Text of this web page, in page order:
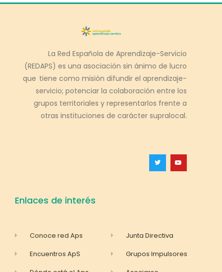
La Red Española de Aprendizaje-Servicio
(REDAPS) es una asociación sin ánimo de lucro
que tiene como misión difundir el aprendizaje-
servicio; potenciar la colaboración entre los
grupos territoriales y representarlos frente a
otras instituciones de carácter supralocal.
Enlaces de interés
Conoce red Aps
Encuentros ApS
Junta Directiva
Grupos Impulsores